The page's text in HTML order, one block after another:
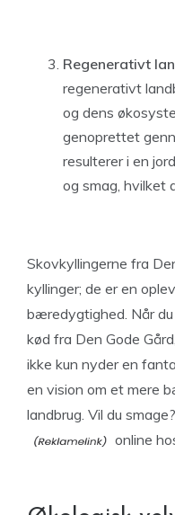
Regenerativt
regenerativt
og dens
genoprettet
resulterer i en
og smag, hvilket
Skovkyllingerne fra
kyllinger; de er en
bæredygtighed. Når
kød fra Den Gode
ikke kun nyder en
en vision om et mere
landbrug. Vil du
online